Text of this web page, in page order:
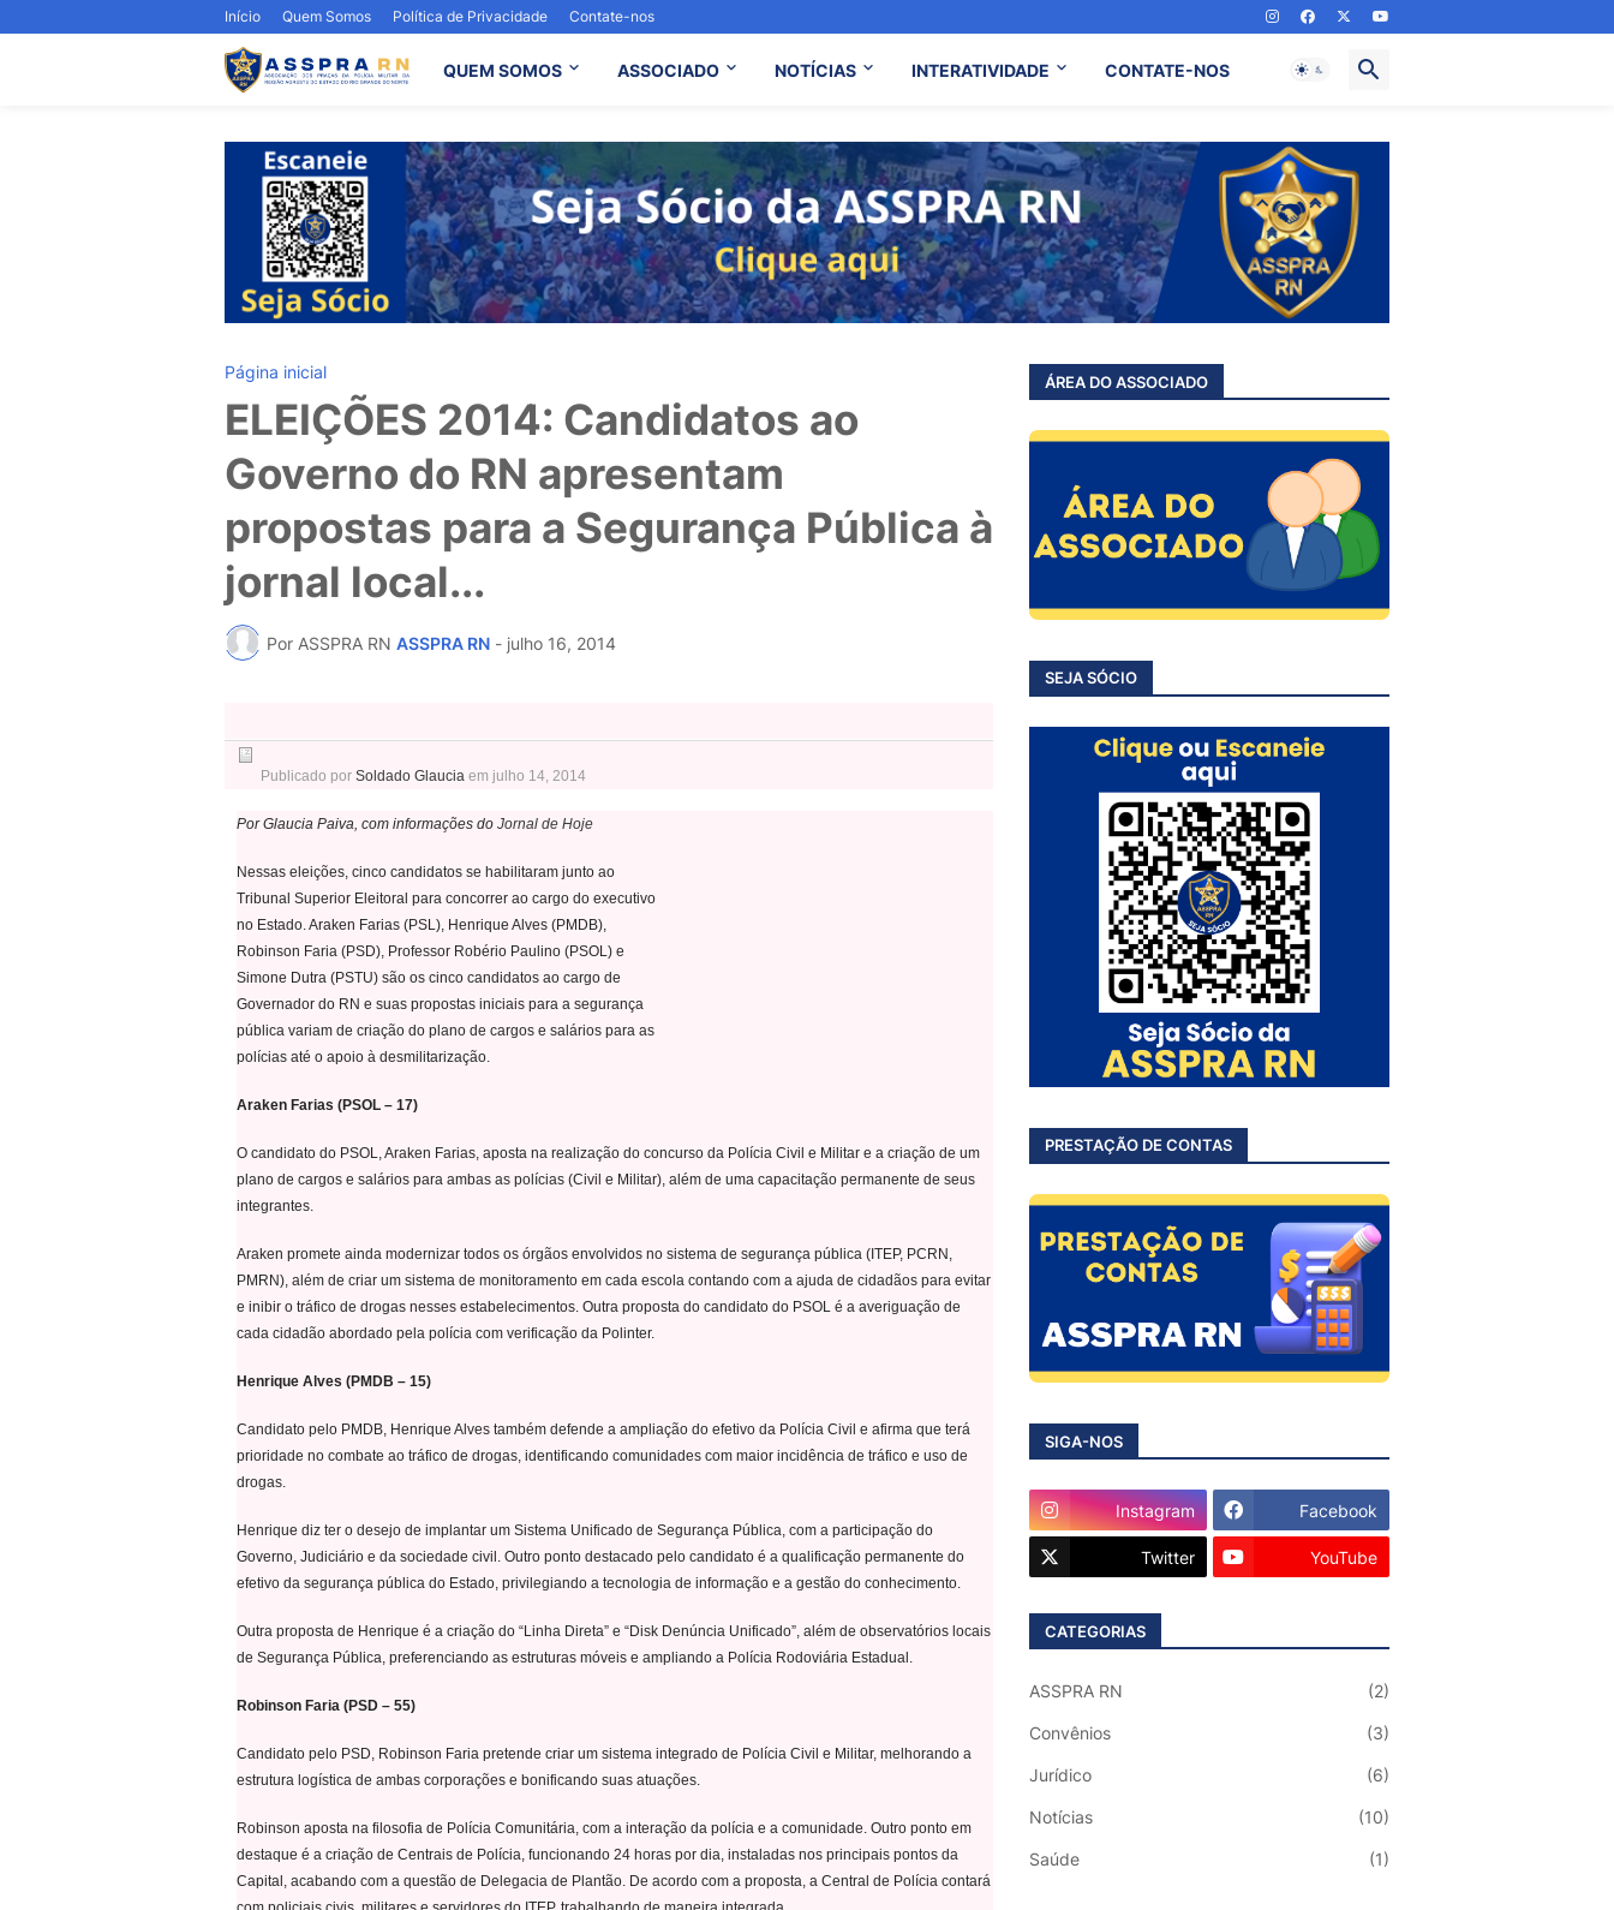
Início Quem Somos Política de Privacidade Contate-nos
QUEM SOMOS ASSOCIADO NOTÍCIAS INTERATIVIDADE CONTATE-NOS
Página inicial
ELEIÇÕES 2014: Candidatos ao
Governo do RN apresentam
propostas para a Segurança Pública à
jornal local...
Por ASSPRA RN ASSPRA RN - julho 16, 2014
Publicado por Soldado Glaucia em julho 14, 2014
Por Glaucia Paiva, com informações do Jornal de Hoje
Nessas eleições, cinco candidatos se habilitaram junto ao
Tribunal Superior Eleitoral para concorrer ao cargo do executivo
no Estado. Araken Farias (PSL), Henrique Alves (PMDB),
Robinson Faria (PSD), Professor Robério Paulino (PSOL) e
Simone Dutra (PSTU) são os cinco candidatos ao cargo de
Governador do RN e suas propostas iniciais para a segurança
pública variam de criação do plano de cargos e salários para as
polícias até o apoio à desmilitarização.
Araken Farias (PSOL – 17)
O candidato do PSOL, Araken Farias, aposta na realização do concurso da Polícia Civil e Militar e a criação de um
plano de cargos e salários para ambas as polícias (Civil e Militar), além de uma capacitação permanente de seus
integrantes.
Araken promete ainda modernizar todos os órgãos envolvidos no sistema de segurança pública (ITEP, PCRN,
PMRN), além de criar um sistema de monitoramento em cada escola contando com a ajuda de cidadãos para evitar
e inibir o tráfico de drogas nesses estabelecimentos. Outra proposta do candidato do PSOL é a averiguação de
cada cidadão abordado pela polícia com verificação da Polinter.
Henrique Alves (PMDB – 15)
Candidato pelo PMDB, Henrique Alves também defende a ampliação do efetivo da Polícia Civil e afirma que terá
prioridade no combate ao tráfico de drogas, identificando comunidades com maior incidência de tráfico e uso de
drogas.
Henrique diz ter o desejo de implantar um Sistema Unificado de Segurança Pública, com a participação do
Governo, Judiciário e da sociedade civil. Outro ponto destacado pelo candidato é a qualificação permanente do
efetivo da segurança pública do Estado, privilegiando a tecnologia de informação e a gestão do conhecimento.
Outra proposta de Henrique é a criação do “Linha Direta” e “Disk Denúncia Unificado”, além de observatórios locais
de Segurança Pública, preferenciando as estruturas móveis e ampliando a Polícia Rodoviária Estadual.
Robinson Faria (PSD – 55)
Candidato pelo PSD, Robinson Faria pretende criar um sistema integrado de Polícia Civil e Militar, melhorando a
estrutura logística de ambas corporações e bonificando suas atuações.
Robinson aposta na filosofia de Polícia Comunitária, com a interação da polícia e a comunidade. Outro ponto em
destaque é a criação de Centrais de Polícia, funcionando 24 horas por dia, instaladas nos principais pontos da
Capital, acabando com a questão de Delegacia de Plantão. De acordo com a proposta, a Central de Polícia contará
ÁREA DO ASSOCIADO
SEJA SÓCIO
PRESTAÇÃO DE CONTAS
SIGA-NOS
Instagram Facebook
Twitter YouTube
CATEGORIAS
ASSPRA RN (2)
Convênios (3)
Jurídico (6)
Notícias (10)
Saúde (1)